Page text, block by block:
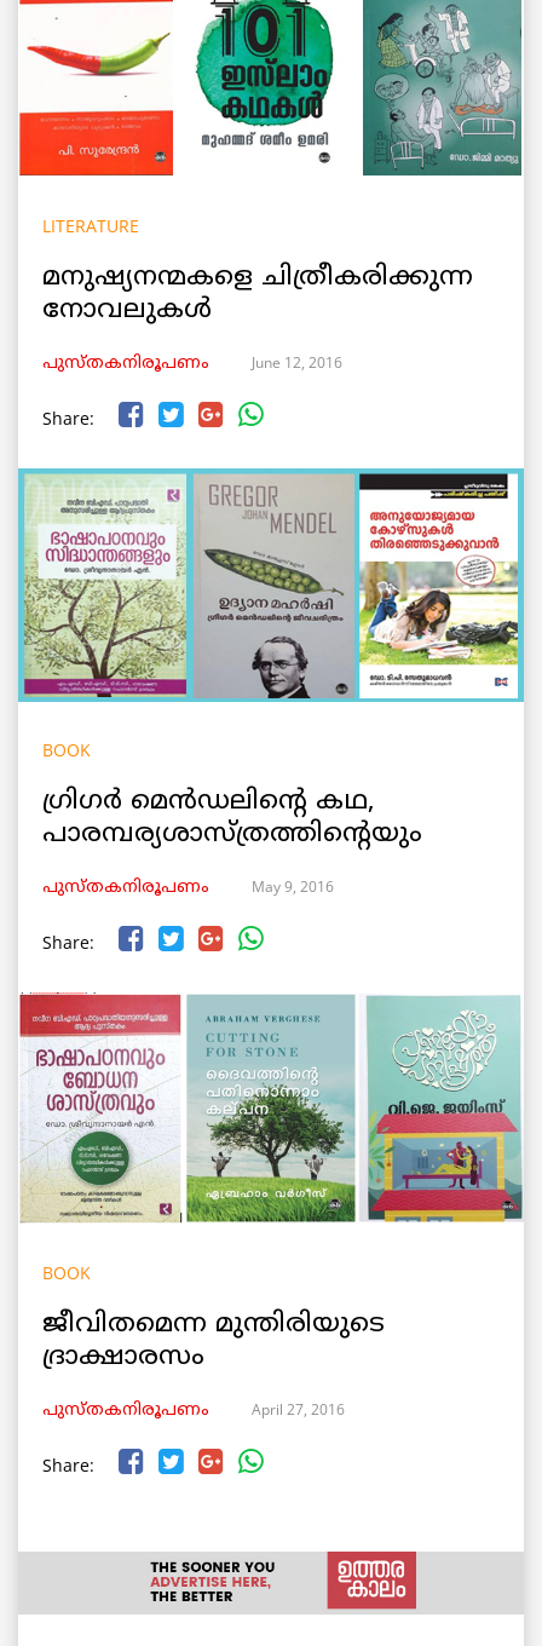
LITERATURE
മനുഷ്യനന്മകളെ ചിത്രീകരിക്കുന്ന
നോവലുകള്‍
പുസ്തകനിരൂപണം June 12, 2016
Share:
BOOK
ഗ്രിഗര്‍ മെന്‍ഡലിന്റെ കഥ,
പാരമ്പര്യശാസ്ത്രത്തിന്റെയും
പുസ്തകനിരൂപണം May 9, 2016
Share:
BOOK
ജീവിതമെന്ന മുന്തിരിയുടെ
ദ്രാക്ഷാരസം
പുസ്തകനിരൂപണം April 27, 2016
Share: